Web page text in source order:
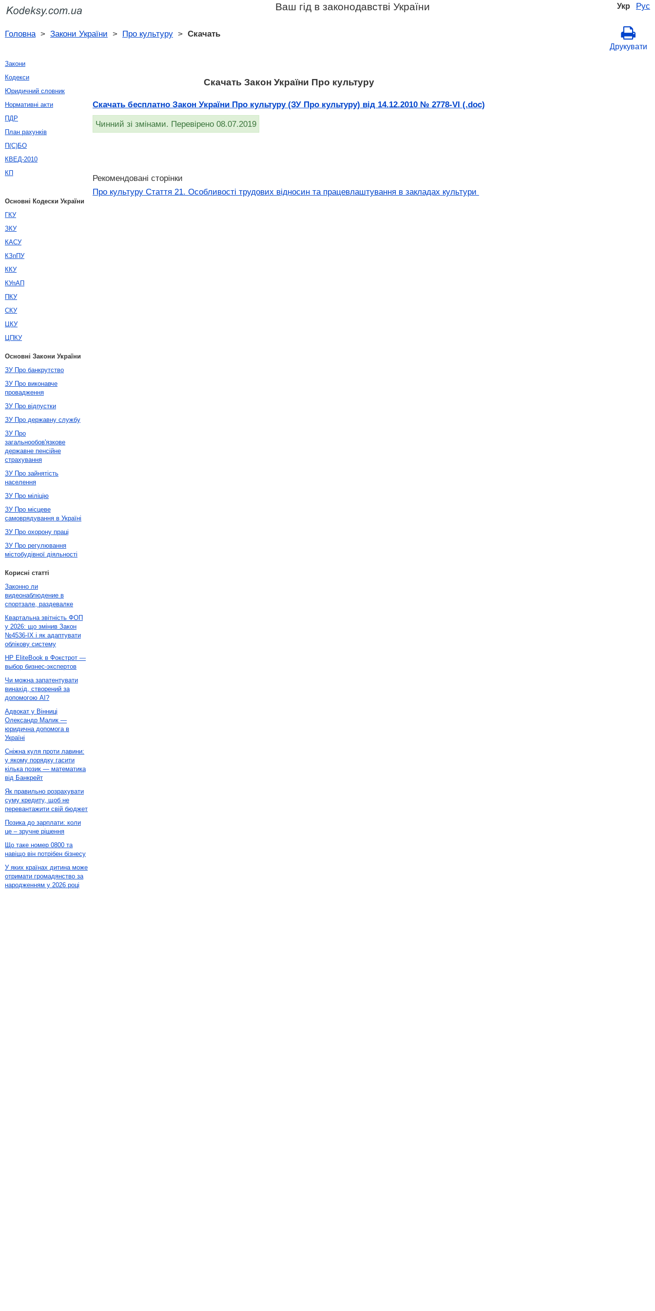
Укр Рус
Ваш гід в законодавстві України
Головна> Закони України > Про культуру > Скачать
Друкувати
Скачать Закон України Про культуру
Скачать бесплатно Закон України Про культуру (ЗУ Про культуру) від 14.12.2010 № 2778-VI (.doc)
Чинний зі змінами. Перевірено 08.07.2019
Рекомендовані сторінки
Про культуру Стаття 21. Особливості трудових відносин та працевлаштування в закладах культури
Закони
Кодекси
Юридичний словник
Нормативні акти
ПДР
План рахунків
П(С)БО
КВЕД-2010
КП
Основні Кодески України
ГКУ
ЗКУ
КАСУ
КЗпПУ
ККУ
КУпАП
ПКУ
СКУ
ЦКУ
ЦПКУ
Основні Закони України
ЗУ Про банкрутство
ЗУ Про виконавче
провадження
ЗУ Про відпустки
ЗУ Про державну службу
ЗУ Про
загальнообов'язкове
державне пенсійне
страхування
ЗУ Про зайнятість
населення
ЗУ Про міліцію
ЗУ Про місцеве
самоврядування в Україні
ЗУ Про охорону праці
ЗУ Про регулювання
містобудівної діяльності
Корисні статті
Законно ли
видеонаблюдение в
спортзале, раздевалке
Квартальна звітність ФОП
у 2026: що змінив Закон
№4536-IX і як адаптувати
облікову систему
HP EliteBook в Фокстрот —
выбор бизнес-экспертов
Чи можна запатентувати
винахід, створений за
допомогою AI?
Адвокат у Вінниці
Олександр Малик —
юридична допомога в
Україні
Сніжна куля проти лавини:
у якому порядку гасити
кілька позик — математика
від Банкрейт
Як правильно розрахувати
суму кредиту, щоб не
перевантажити свій бюджет
Позика до зарплати: коли
це – зручне рішення
Що таке номер 0800 та
навіщо він потрібен бізнесу
У яких країнах дитина може
отримати громадянство за
народженням у 2026 році